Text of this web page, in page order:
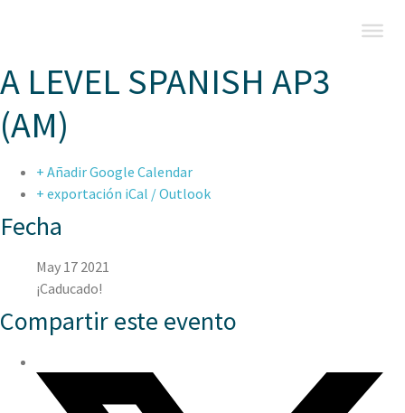
A LEVEL SPANISH AP3
(AM)
+ Añadir Google Calendar
+ exportación iCal / Outlook
Fecha
May 17 2021
¡Caducado!
Compartir este evento